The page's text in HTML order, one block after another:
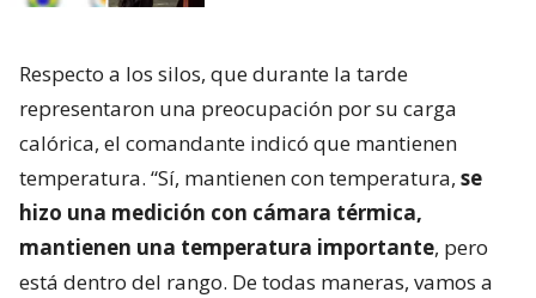
Respecto a los silos, que durante la tarde
representaron una preocupación por su carga
calórica, el comandante indicó que mantienen
temperatura. “Sí, mantienen con temperatura, se
hizo una medición con cámara térmica,
mantienen una temperatura importante, pero
está dentro del rango. De todas maneras, vamos a